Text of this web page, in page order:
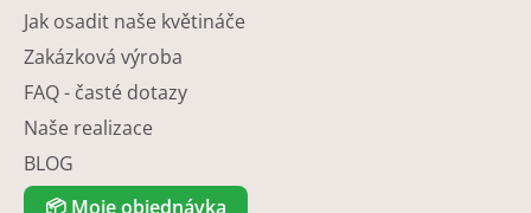
Jak osadit naše květináče
Zakázková výroba
FAQ - časté dotazy
Naše realizace
BLOG
📦 Moje objednávka